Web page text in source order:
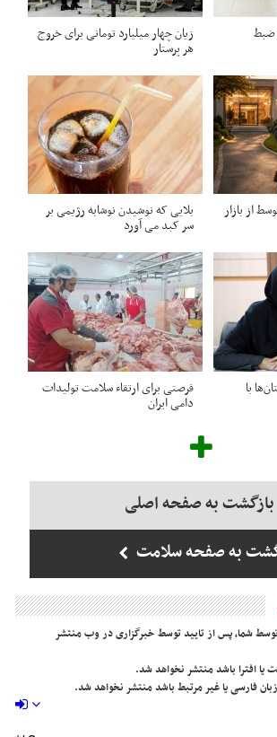
ضبط زیان چهار میلیارد تومانی برای خروج
هر پرستار
از بازار بلایی که نوشیدن نوشابه رژیمی بر
سر کبد می آورد
با فرصتی برای ارتقاء سلامت تولیدات
دامی ایران
بازگشت به صفحه اصلی
به صفحه سلامت
شما، پس از تایید توسط خبرگزاری در وب منتشر
یا افترا باشد منتشر نخواهد شد.
فارسی یا غیر مرتبط باشد منتشر نخواهد شد.